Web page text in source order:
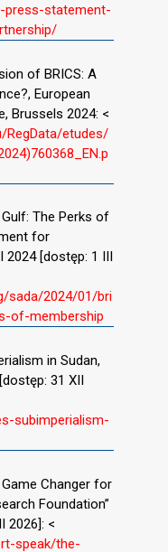
press-statement-
of BRICS: A
European
Brussels 2024: <
RegData/etudes/
The Perks of
for
2024 [dostęp: 1 III
sada/2024/01/bri
of-membership
in Sudan,
31 XII
subimperialism-
Changer for
Foundation”
2026]: <
speak/the-